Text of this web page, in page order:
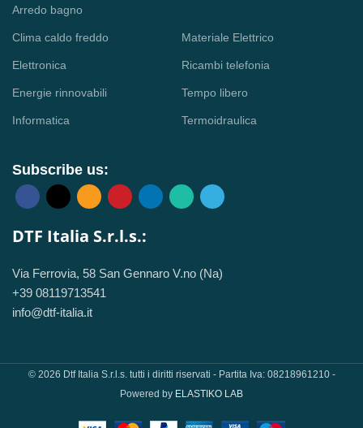
Arredo bagno
Clima caldo freddo
Elettronica
Energie rinnovabili
Informatica
Materiale Elettrico
Ricambi telefonia
Tempo libero
Termoidraulica
Subscribe us:
DTF Italia S.r.l.s.:
Via Ferrovia, 58 San Gennaro V.no (Na)
+39 08119713541
info@dtf-italia.it
© 2026 Dtf Italia S.r.l.s. tutti i diritti riservati - Partita Iva: 08218961210 -
Powered by ELASTIKO LAB